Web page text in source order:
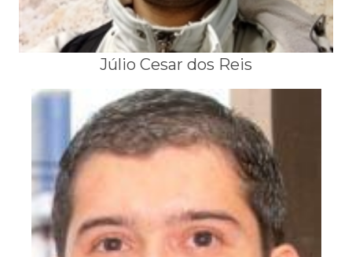
Júlio Cesar dos Reis